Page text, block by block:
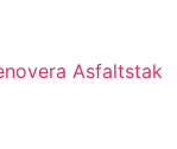
Asfaltstak